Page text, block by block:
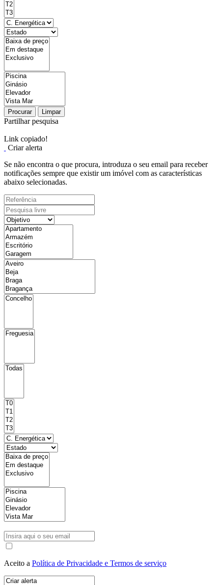
Procurar Limpar
Partilhar pesquisa
Link copiado!
Criar alerta
Se não encontra o que procura, introduza o seu email para receber
notificações sempre que existir um imóvel com as características
abaixo selecionadas.
Aceito a Política de Privacidade e Termos de serviço